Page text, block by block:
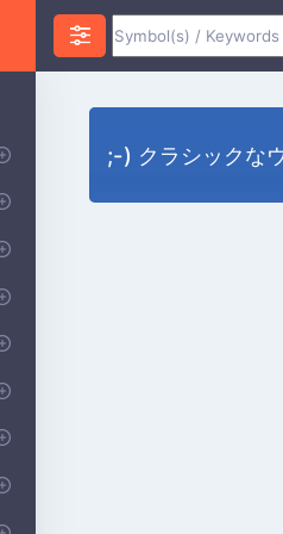
;-) クラシックな